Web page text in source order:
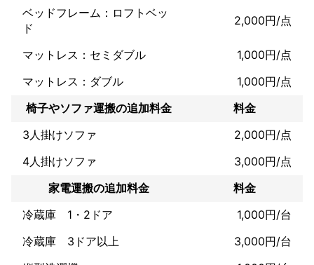
○家族の荷物を安全に運び、家族全員の快適な生活環境をサポー
ト。
○引越し後の家具配置や家電設置サービスも提供。
C. 大規模引越し（オフィス・事務所）
☆サービス内容☆
○オフィスや店舗の引越し、複数の部屋がある家庭の引越しも対
応。
○事前に詳細な打ち合わせを行い、効率的に作業。
○専門スタッフによる、計画的な荷物運搬を実施。
○ 県をまたぐ引越し、または長距離（遠方）への引越しに対応。
ベッドフレーム：ロフトベッ
ド
2,000円/点
マットレス：セミダブル
1,000円/点
マットレス：ダブル
1,000円/点
椅子やソファ運搬の追加料金
料金
3人掛けソファ
2,000円/点
4人掛けソファ
3,000円/点
家電運搬の追加料金
料金
冷蔵庫 1・2ドア
1,000円/台
冷蔵庫 3ドア以上
3,000円/台